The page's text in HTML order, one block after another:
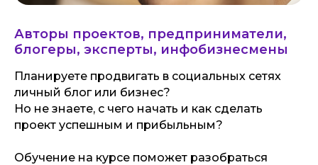
Авторы проектов, предприниматели,
блогеры, эксперты, инфобизнесмены
Планируете продвигать в социальных сетях
личный блог или бизнес?
Но не знаете, с чего начать и как сделать
проект успешным и прибыльным?
Обучение на курсе поможет разобраться